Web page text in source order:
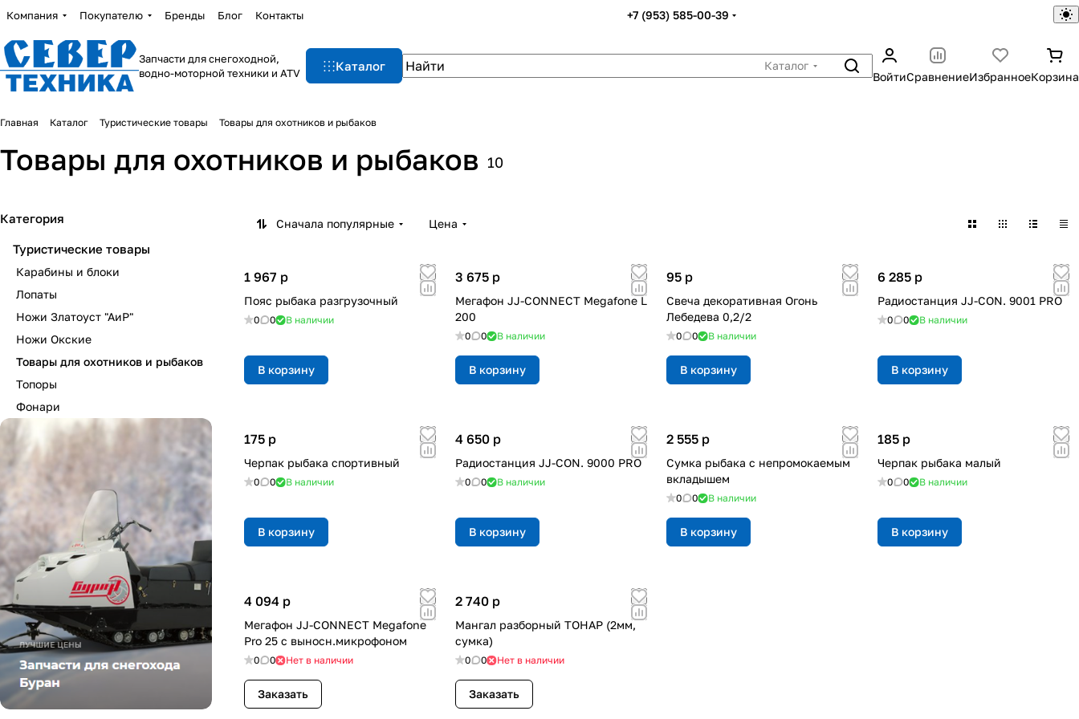
Компания Покупателю Бренды Блог Контакты +7 (953) 585-00-39
Запчасти для снегоходной,
водно-моторной техники и ATV
Каталог
Каталог
ВойтиСравнениеИзбранноеКорзина
Главная Каталог Туристические товары Товары для охотников и рыбаков
Товары для охотников и рыбаков 10
Сначала популярные Цена
1 967 p
Пояс рыбака разгрузочный
0 0 В наличии
В корзину
3 675 p
Мегафон JJ-CONNECT Megafone L
200
0 0 В наличии
В корзину
95 p
Свеча декоративная Огонь
Лебедева 0,2/2
0 0 В наличии
В корзину
6 285 p
Радиостанция JJ-CON. 9001 PRO
0 0 В наличии
В корзину
175 p
Черпак рыбака спортивный
0 0 В наличии
В корзину
4 650 p
Радиостанция JJ-CON. 9000 PRO
0 0 В наличии
В корзину
2 555 p
Сумка рыбака с непромокаемым
вкладышем
0 0 В наличии
В корзину
185 p
Черпак рыбака малый
0 0 В наличии
В корзину
4 094 p
Мегафон JJ-CONNECT Megafone
Pro 25 с выносн.микрофоном
0 0 Нет в наличии
Заказать
2 740 p
Мангал разборный ТОНАР (2мм,
сумка)
0 0 Нет в наличии
Заказать
Категория
Туристические товары
Карабины и блоки
Лопаты
Ножи Златоуст "АиР"
Ножи Окские
Товары для охотников и рыбаков
Топоры
Фонари